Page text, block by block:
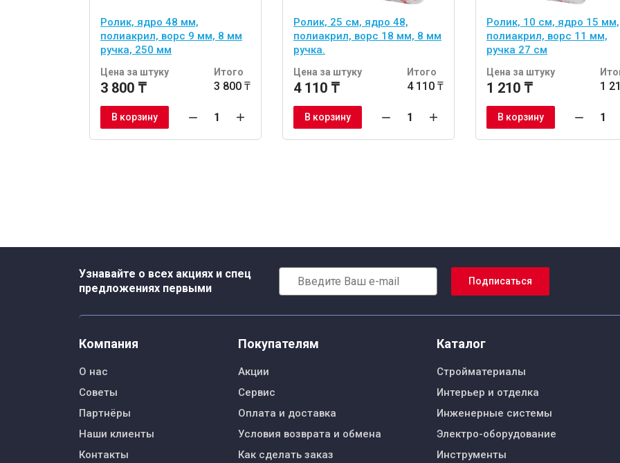
Ролик, ядро 48 мм,
полиакрил, ворс 9 мм, 8 мм
ручка, 250 мм
Цена за штуку
3 800 ₸
Итого
3 800 ₸
В корзину
Ролик, 25 см, ядро 48,
полиакрил, ворс 18 мм, 8 мм
ручка.
Цена за штуку
4 110 ₸
Итого
4 110 ₸
В корзину
Ролик, 10 см, ядро 15 мм,
полиакрил, ворс 11 мм,
ручка 27 см
Цена за штуку
1 210 ₸ 1
В корзину
Узнавайте о всех акциях и спец
предложениях первыми
Подписаться
Компания
О нас
Советы
Партнёры
Наши клиенты
Контакты
Покупателям
Акции
Сервис
Оплата и доставка
Условия возврата и обмена
Как сделать заказ
Каталог
Стройматериалы
Интерьер и отделка
Инженерные системы
Электро-оборудование
Инструменты